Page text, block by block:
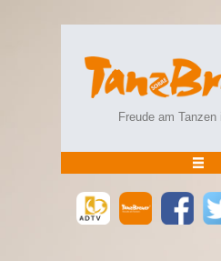
Freude am Tanzen